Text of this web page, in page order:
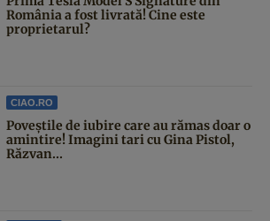
România a fost livrată! Cine este
proprietarul?
CIAO.RO
Poveştile de iubire care au rămas doar o
amintire! Imagini tari cu Gina Pistol,
Răzvan...